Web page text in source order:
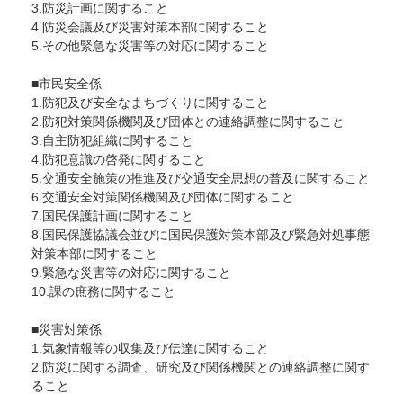
3.防災計画に関すること
4.防災会議及び災害対策本部に関すること
5.その他緊急な災害等の対応に関すること
■市民安全係
1.防犯及び安全なまちづくりに関すること
2.防犯対策関係機関及び団体との連絡調整に関すること
3.自主防犯組織に関すること
4.防犯意識の啓発に関すること
5.交通安全施策の推進及び交通安全思想の普及に関すること
6.交通安全対策関係機関及び団体に関すること
7.国民保護計画に関すること
8.国民保護協議会並びに国民保護対策本部及び緊急対処事態
対策本部に関すること
9.緊急な災害等の対応に関すること
10.課の庶務に関すること
■災害対策係
1.気象情報等の収集及び伝達に関すること
2.防災に関する調査、研究及び関係機関との連絡調整に関す
ること